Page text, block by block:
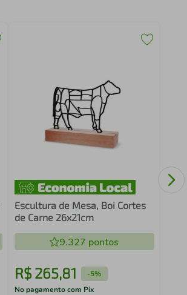
Escultura de Mesa, Boi Cortes
de Carne 26x21cm
9.327 pontos
R$ 265,81 -5%
No pagamento com Pix